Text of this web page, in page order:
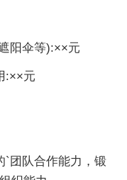
阳伞等):××元
:××元
队合作能力，锻